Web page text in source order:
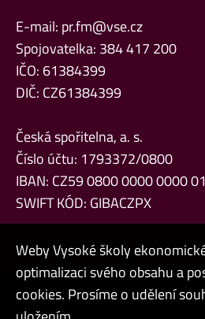
E-mail: pr.fm@vse.cz
Spojovatelka: 384 417 200
IČO: 61384399
DIČ: CZ61384399
Česká spořitelna, a. s.
Číslo účtu: 1793372/0800
IBAN: CZ59 0800 0000 0000
SWIFT KÓD: GIBACZPX
Admin
Weby Vysoké školy
optimalizaci svého obsahu a
cookies. Prosíme o udělení